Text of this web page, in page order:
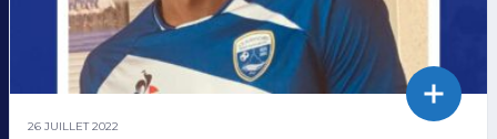
26 JUILLET 2022